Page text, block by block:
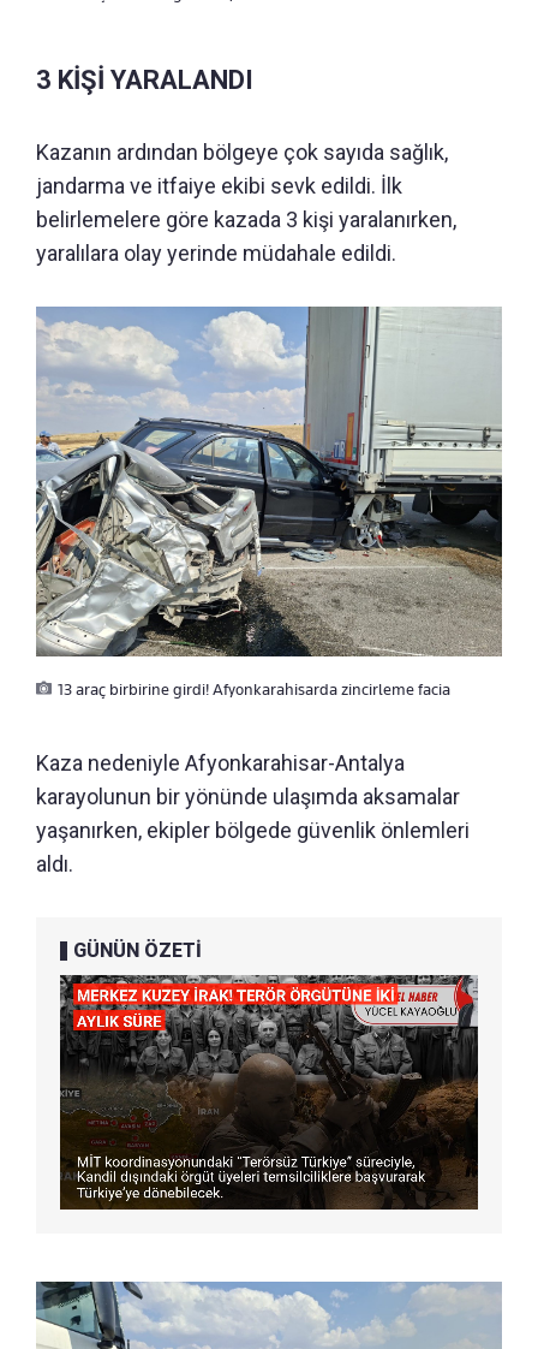
3 KİŞİ YARALANDI
Kazanın ardından bölgeye çok sayıda sağlık,
jandarma ve itfaiye ekibi sevk edildi. İlk
belirlemelere göre kazada 3 kişi yaralanırken,
yaralılara olay yerinde müdahale edildi.
13 araç birbirine girdi! Afyonkarahisarda zincirleme facia
Kaza nedeniyle Afyonkarahisar-Antalya
karayolunun bir yönünde ulaşımda aksamalar
yaşanırken, ekipler bölgede güvenlik önlemleri
aldı.
GÜNÜN ÖZETİ